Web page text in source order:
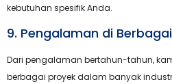
kebutuhan spesifik Anda.
9. Pengalaman di
Dari pengalaman bertahun-tahun,
berbagai proyek dalam banyak